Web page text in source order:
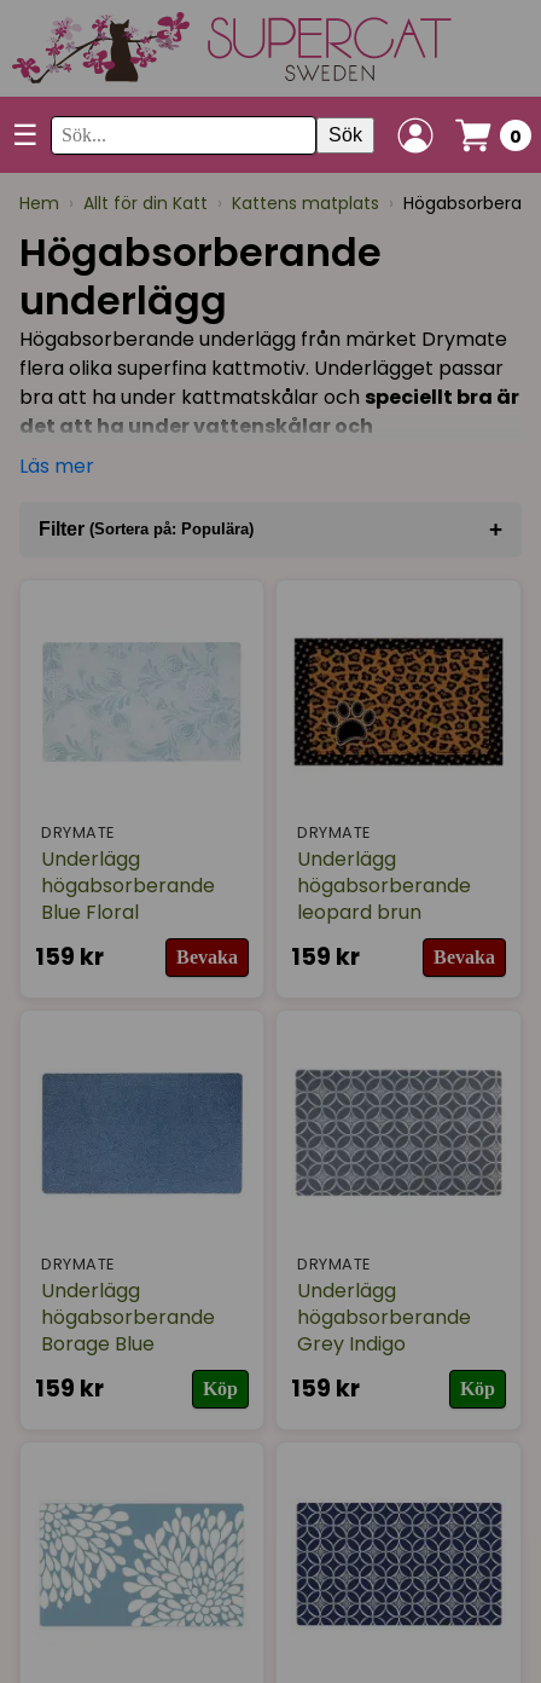
☰ Sök 0
Hem › Allt för din Katt › Kattens matplats ›
Högabsorberande
underlägg
Högabsorberande underlägg från märket Drymate
flera olika superfina kattmotiv. Underlägget passar
bra att ha under kattmatskålar och speciellt bra är
det att ha under vattenskålar och
vattenfontäner.
Läs mer
Filter (Sortera på: Populära) +
Varumärke
I lager
DRYMATE
Underlägg
högabsorberande
Blue Floral
159 kr Bevaka
DRYMATE
Underlägg
högabsorberande
leopard brun
159 kr Bevaka
DRYMATE
Underlägg
högabsorberande
Borage Blue
159 kr Köp
DRYMATE
Underlägg
högabsorberande
Grey Indigo
159 kr Köp